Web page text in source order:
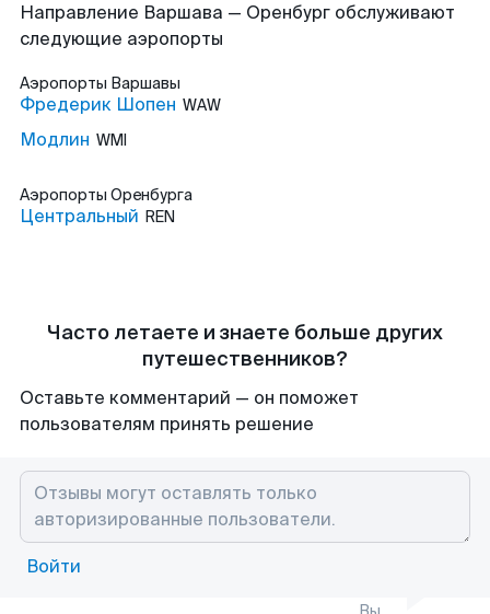
Направление Варшава — Оренбург обслуживают
следующие аэропорты
Аэропорты Варшавы
Фредерик Шопен WAW
Модлин WMI
Аэропорты Оренбурга
Центральный REN
Часто летаете и знаете больше других
путешественников?
Оставьте комментарий — он поможет
пользователям принять решение
Войти